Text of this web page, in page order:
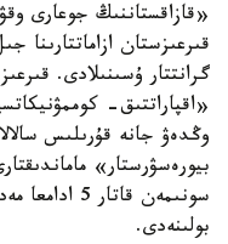
«قازاقستاننىڭ جوعارى
«اقپاراتتىق-
وڭدەۋ جانە قۇرىلىس
بيورەسۋرستار»
سونىمەن
بولىنەدى.